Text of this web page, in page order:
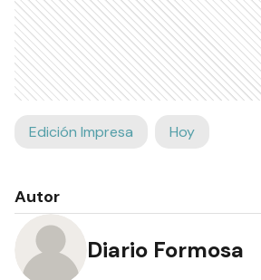
Edición Impresa Hoy
Autor
Diario Formosa